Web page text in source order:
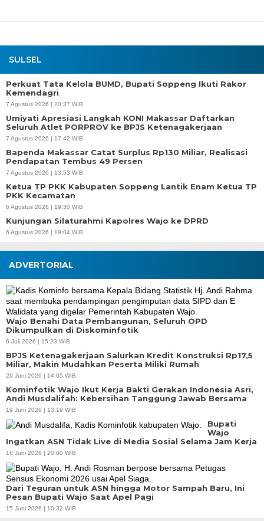
SULSEL
Perkuat Tata Kelola BUMD, Bupati Soppeng Ikuti Rakor
Kemendagri
7 Agustus 2026 | 20:37 WIB
Umiyati Apresiasi Langkah KONI Makassar Daftarkan
Seluruh Atlet PORPROV ke BPJS Ketenagakerjaan
7 Agustus 2026 | 17:42 WIB
Bapenda Makassar Catat Surplus Rp130 Miliar, Realisasi
Pendapatan Tembus 49 Persen
7 Agustus 2026 | 13:53 WIB
Ketua TP PKK Kabupaten Soppeng Lantik Enam Ketua TP
PKK Kecamatan
6 Agustus 2026 | 19:30 WIB
Kunjungan Silaturahmi Kapolres Wajo ke DPRD
6 Agustus 2026 | 19:04 WIB
ADVERTORIAL
Wajo Benahi Data Pembangunan, Seluruh OPD
Dikumpulkan di Diskominfotik
6 Juli 2026 | 15:23 WIB
BPJS Ketenagakerjaan Salurkan Kredit Konstruksi Rp17,5
Miliar, Makin Mudahkan Peserta Miliki Rumah
29 Juni 2026 | 14:05 WIB
Kominfotik Wajo Ikut Kerja Bakti Gerakan Indonesia Asri,
Andi Musdalifah: Kebersihan Tanggung Jawab Bersama
19 Juni 2026 | 13:19 WIB
Bupati
Wajo
Ingatkan ASN Tidak Live di Media Sosial Selama Jam Kerja
18 Juni 2026 | 20:00 WIB
Dari Teguran untuk ASN hingga Motor Sampah Baru, Ini
Pesan Bupati Wajo Saat Apel Pagi
15 Juni 2026 | 10:32 WIB